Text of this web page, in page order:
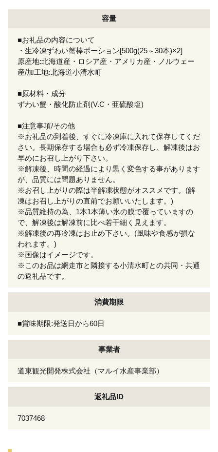
容量
■お礼品の内容について
・生冷凍ずわい蟹棒ポーション[500g(25～30本)×2]
原産地:北海道産・ロシア産・アメリカ産・ノルウェー
産/加工地:北海道小清水町
■原材料・成分
ずわい蟹・酸化防止剤(V.C・亜硫酸塩)
■注意事項/その他
※お礼品の到着後、すぐに冷凍庫に入れて保存してくだ
さい。長期保存する場合も必ず冷凍保存し、解凍後はお
早めにお召し上がり下さい。
※解凍後、時間の経過により黒く変色する事があります
が、品質には問題ありません。
※お召し上がりの際は半解凍状態がオススメです。(解
凍はお召し上がりの直前でお願いいたします。)
※品質維持の為、1本1本薄い氷の膜で覆っていますの
で、解凍後は解凍前に比べ若干細く見えます。
※解凍後の再冷凍はお止め下さい。(風味や食感が損な
われます。)
※画像はイメージです。
※このお品は網走市と隣接する小清水町との共同・共通
の返礼品です。
消費期限
■賞味期限:発送日から60日
事業者
道東観光開発株式会社（マルイ水産事業部）
返礼品ID
7037468